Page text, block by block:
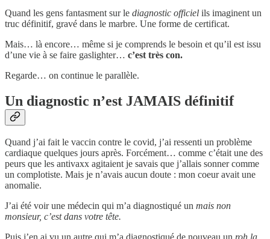
Quand les gens fantasment sur le diagnostic officiel ils imaginent un
truc définitif, gravé dans le marbre. Une forme de certificat.
Mais… là encore… même si je comprends le besoin et qu’il est issu
d’une vie à se faire gaslighter… c’est très con.
Regarde… on continue le parallèle.
Un diagnostic n’est JAMAIS définitif
Quand j’ai fait le vaccin contre le covid, j’ai ressenti un problème
cardiaque quelques jours après. Forcément… comme c’était une des
peurs que les antivaxx agitaient je savais que j’allais sonner comme
un complotiste. Mais je n’avais aucun doute : mon coeur avait une
anomalie.
J’ai été voir une médecin qui m’a diagnostiqué un mais non
monsieur, c’est dans votre tête.